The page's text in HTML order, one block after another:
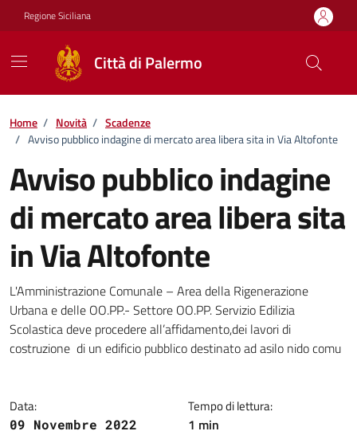
Vai ai contenuti
Vai al footer
Regione Siciliana
Città di Palermo
Home / Novità / Scadenze
/ Avviso pubblico indagine di mercato area libera sita in Via Altofonte
Avviso pubblico indagine
di mercato area libera sita
in Via Altofonte
Dettagli della notizia
L'Amministrazione Comunale – Area della Rigenerazione
Urbana e delle OO.PP.- Settore OO.PP. Servizio Edilizia
Scolastica deve procedere all’affidamento,dei lavori di
costruzione di un edificio pubblico destinato ad asilo nido comu
Data:
09 Novembre 2022
Tempo di lettura:
1 min